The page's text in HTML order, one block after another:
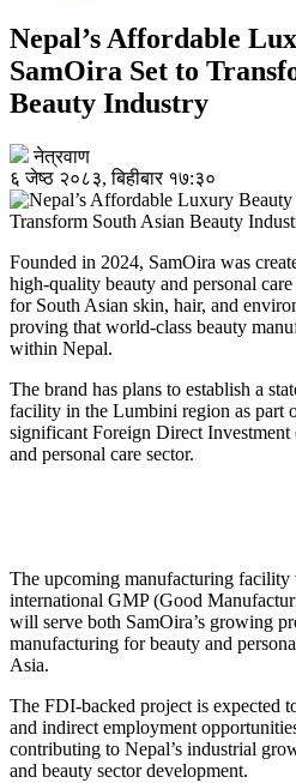
Nepal’s Affordable
SamOira Set to
Beauty Industry
नेत्रवाण
६ जेष्ठ २०८३, बिहीबार १७:३०
Founded in 2024, SamOira was
high-quality beauty and personal
for South Asian skin, hair, and
proving that world-class beauty
within Nepal.
The brand has plans to establish a
facility in the Lumbini region as part
significant Foreign Direct
and personal care sector.
The upcoming manufacturing facility
international GMP (Good
will serve both SamOira’s growing
manufacturing for beauty and
Asia.
The FDI-backed project is expected
and indirect employment
contributing to Nepal’s industrial
and beauty sector development.